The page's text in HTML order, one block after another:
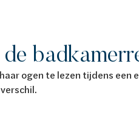
ogen te lezen tijdens een